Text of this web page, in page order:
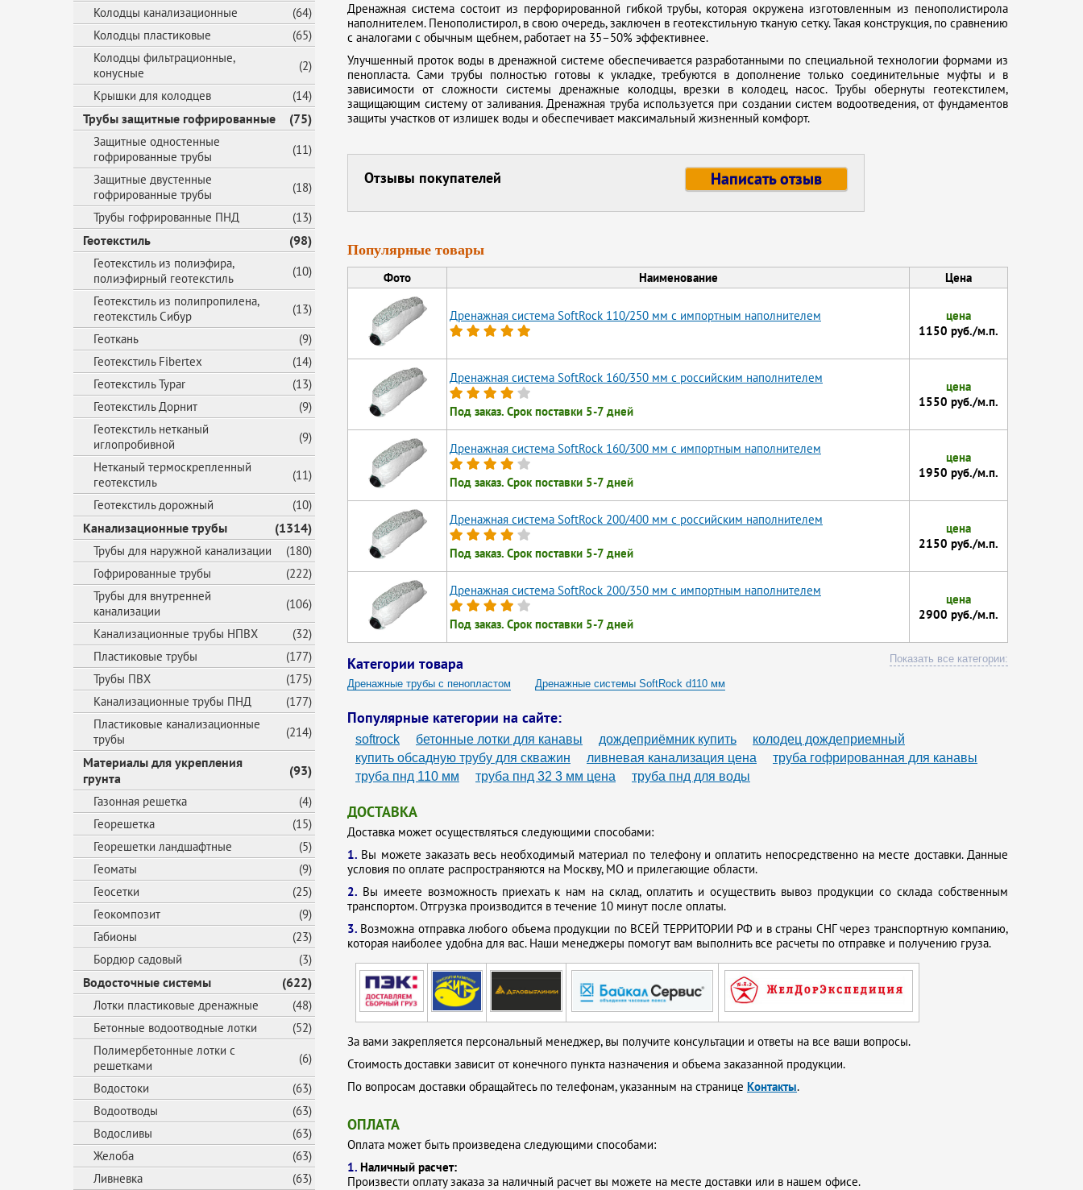
Колодцы канализационные
(64)
Колодцы пластиковые
(65)
Колодцы фильтрационные,
конусные
(2)
Крышки для колодцев
(14)
Трубы защитные гофрированные (75)
Защитные одностенные
гофрированные трубы
(11)
Защитные двустенные
гофрированные трубы
(18)
Трубы гофрированные ПНД
(13)
Геотекстиль (98)
Геотекстиль из полиэфира,
полиэфирный геотекстиль
(10)
Геотекстиль из полипропилена,
геотекстиль Сибур
(13)
Геоткань
(9)
Геотекстиль Fibertex
(14)
Геотекстиль Typar
(13)
Геотекстиль Дорнит
(9)
Геотекстиль нетканый
иглопробивной
(9)
Нетканый термоскрепленный
геотекстиль
(11)
Геотекстиль дорожный
(10)
Канализационные трубы (1314)
Трубы для наружной канализации
(180)
Гофрированные трубы
(222)
Трубы для внутренней
канализации
(106)
Канализационные трубы НПВХ
(32)
Пластиковые трубы
(177)
Трубы ПВХ
(175)
Канализационные трубы ПНД
(177)
Пластиковые канализационные
трубы
(214)
Материалы для укрепления
грунта
(93)
Газонная решетка
(4)
Георешетка
(15)
Георешетки ландшафтные
(5)
Геоматы
(9)
Геосетки
(25)
Геокомпозит
(9)
Габионы
(23)
Бордюр садовый
(3)
Водосточные системы (622)
Лотки пластиковые дренажные
(48)
Бетонные водоотводные лотки
(52)
Полимербетонные лотки с
решетками
(6)
Водостоки
(63)
Водоотводы
(63)
Водосливы
(63)
Желоба
(63)
Ливневка
(63)
Дренажная система состоит из перфорированной гибкой трубы, которая окружена изготовленным из пенополистирола
наполнителем. Пенополистирол, в свою очередь, заключен в геотекстильную тканую сетку. Такая конструкция, по сравнению
с аналогами с обычным щебнем, работает на 35–50% эффективнее.
Улучшенный проток воды в дренажной системе обеспечивается разработанными по специальной технологии формами из
пенопласта. Сами трубы полностью готовы к укладке, требуются в дополнение только соединительные муфты и в
зависимости от сложности системы дренажные колодцы, врезки в колодец, насос. Трубы обернуты геотекстилем,
защищающим систему от заливания. Дренажная труба используется при создании систем водоотведения, от фундаментов
защиты участков от излишек воды и обеспечивает максимальный жизненный комфорт.
Отзывы покупателей Написать отзыв
Популярные товары
Фото Наименование Цена
Дренажная система SoftRock 110/250 мм с импортным наполнителем
цена
1150 руб./м.п.
Дренажная система SoftRock 160/350 мм c российским наполнителем
Под заказ. Срок поставки 5-7 дней
цена
1550 руб./м.п.
Дренажная система SoftRock 160/300 мм c импортным наполнителем
Под заказ. Срок поставки 5-7 дней
цена
1950 руб./м.п.
Дренажная система SoftRock 200/400 мм c российским наполнителем
Под заказ. Срок поставки 5-7 дней
цена
2150 руб./м.п.
Дренажная система SoftRock 200/350 мм c импортным наполнителем
Под заказ. Срок поставки 5-7 дней
цена
2900 руб./м.п.
Категории товара Показать все категории:
Дренажные трубы с пенопластом Дренажные системы SoftRock d110 мм
Популярные категории на сайте:
softrock бетонные лотки для канавы дождеприёмник купить
колодец дождеприемный
купить обсадную трубу для скважин
ливневая канализация цена
труба гофрированная для канавы
труба пнд 110 мм
труба пнд 32 3 мм цена труба пнд для воды
ДОСТАВКА
Доставка может осуществляться следующими способами:
1. Вы можете заказать весь необходимый материал по телефону и оплатить непосредственно на месте доставки. Данные
условия по оплате распространяются на Москву, МО и прилегающие области.
2. Вы имеете возможность приехать к нам на склад, оплатить и осуществить вывоз продукции со склада собственным
транспортом. Отгрузка производится в течение 10 минут после оплаты.
3. Возможна отправка любого объема продукции по ВСЕЙ ТЕРРИТОРИИ РФ и в страны СНГ через транспортную компанию,
которая наиболее удобна для вас. Наши менеджеры помогут вам выполнить все расчеты по отправке и получению груза.
За вами закрепляется персональный менеджер, вы получите консультации и ответы на все ваши вопросы.
Стоимость доставки зависит от конечного пункта назначения и объема заказанной продукции.
По вопросам доставки обращайтесь по телефонам, указанным на странице Контакты.
ОПЛАТА
Оплата может быть произведена следующими способами:
1. Наличный расчет:
Произвести оплату заказа за наличный расчет вы можете на месте доставки или в нашем офисе.